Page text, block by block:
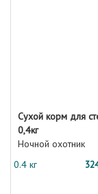
Сухой корм для
0,4кг
Ночной охотник
0.4 кг